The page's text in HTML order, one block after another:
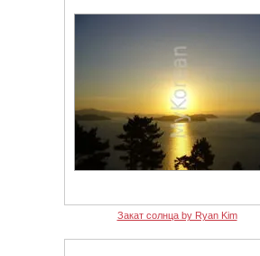
Закат солнца by Ryan Kim